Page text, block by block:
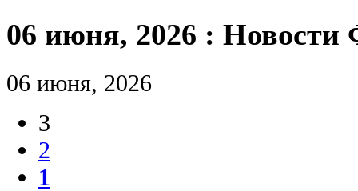
06 июня, 2026 : Новости
06 июня, 2026
3
2
1